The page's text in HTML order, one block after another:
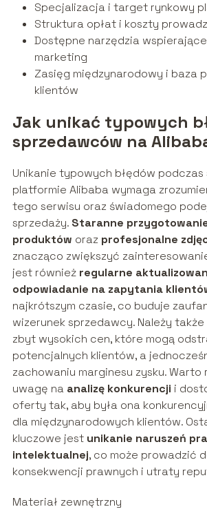
Specjalizacja i target rynkowy
Struktura opłat i koszty
Dostępne narzędzia
marketing
Zasięg międzynarodowy i baza
klientów
Jak unikać typowych
sprzedawców na
Unikanie typowych błędów
platformie Alibaba wymaga
tego serwisu oraz świadomego
sprzedaży. Staranne
produktów oraz profesjonalne
znacząco zwiększyć
jest również regularne
odpowiadanie na zapytania
najkrótszym czasie, co buduje
wizerunek sprzedawcy. Należy
zbyt wysokich cen, które mogą
potencjalnych klientów, a
zachowaniu marginesu zysku.
uwagę na analizę konkurencji i
oferty tak, aby była ona
dla międzynarodowych klientów.
kluczowe jest unikanie naruszeń
intelektualnej, co może prowadzić
konsekwencji prawnych i utraty
Materiał zewnętrzny